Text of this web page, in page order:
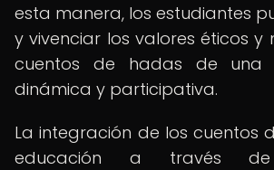
esta manera, los estudiantes
y vivenciar los valores éticos y
cuentos de hadas de una
dinámica y participativa.
La integración de los cuentos
educación a través de